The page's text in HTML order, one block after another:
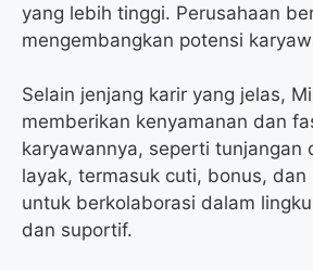
yang lebih tinggi. Perusahaan
mengembangkan potensi
Selain jenjang karir yang jelas,
memberikan kenyamanan dan
karyawannya, seperti tunjangan
layak, termasuk cuti, bonus, dan
untuk berkolaborasi dalam
dan suportif.